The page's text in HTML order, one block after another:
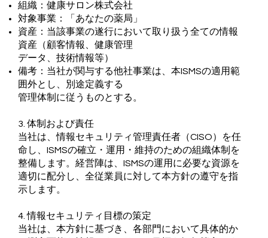
組織：健康サロン株式会社
対象事業：「あなたの薬局」
資産：当該事業の遂行において取り扱う全ての情報
資産（顧客情報、健康管理
データ、技術情報等）
備考：当社が関与する他社事業は、本ISMSの適用範
囲外とし、別途定義する
管理体制に従うものとする。
3. 体制および責任
当社は、情報セキュリティ管理責任者（CISO）を任
命し、ISMSの確立・運用・維持のための組織体制を
整備します。経営陣は、ISMSの運用に必要な資源を
適切に配分し、全従業員に対して本方針の遵守を指
示します。
4. 情報セキュリティ目標の策定
当社は、本方針に基づき、各部門において具体的か